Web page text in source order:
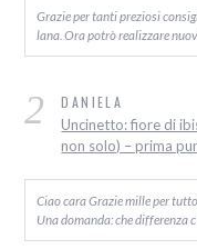
Grazie per tanti preziosi
lana. Ora potrò realizzare
2 DANIELA
Uncinetto: fiore di
non solo) – prima
Ciao cara Grazie mille per
Una domanda: che differenza